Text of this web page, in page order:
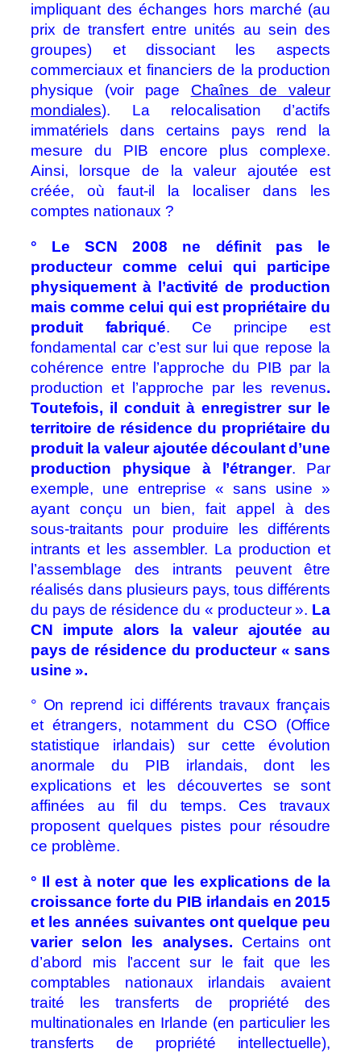
impliquant des échanges hors marché (au
prix de transfert entre unités au sein des
groupes) et dissociant les aspects
commerciaux et financiers de la production
physique (voir page Chaînes de valeur
mondiales). La relocalisation d’actifs
immatériels dans certains pays rend la
mesure du PIB encore plus complexe.
Ainsi, lorsque de la valeur ajoutée est
créée, où faut‑il la localiser dans les
comptes nationaux ?
° Le SCN 2008 ne définit pas le
producteur comme celui qui participe
physiquement à l’activité de production
mais comme celui qui est propriétaire du
produit fabriqué. Ce principe est
fondamental car c’est sur lui que repose la
cohérence entre l’approche du PIB par la
production et l’approche par les revenus.
Toutefois, il conduit à enregistrer sur le
territoire de résidence du propriétaire du
produit la valeur ajoutée découlant d’une
production physique à l’étranger. Par
exemple, une entreprise « sans usine »
ayant conçu un bien, fait appel à des
sous‑traitants pour produire les différents
intrants et les assembler. La production et
l’assemblage des intrants peuvent être
réalisés dans plusieurs pays, tous différents
du pays de résidence du « producteur ». La
CN impute alors la valeur ajoutée au
pays de résidence du producteur « sans
usine ».
° On reprend ici différents travaux français
et étrangers, notamment du CSO (Office
statistique irlandais) sur cette évolution
anormale du PIB irlandais, dont les
explications et les découvertes se sont
affinées au fil du temps. Ces travaux
proposent quelques pistes pour résoudre
ce problème.
° Il est à noter que les explications de la
croissance forte du PIB irlandais en 2015
et les années suivantes ont quelque peu
varier selon les analyses. Certains ont
d’abord mis l’accent sur le fait que les
comptables nationaux irlandais avaient
traité les transferts de propriété des
multinationales en Irlande (en particulier les
transferts de propriété intellectuelle),